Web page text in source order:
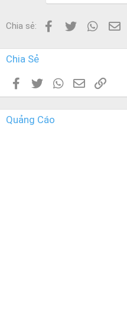
Chia sẻ: Facebook
Twitter
Chia Sẻ
Facebook
TwitterWhatsApp
EmailLink
Quảng Cáo